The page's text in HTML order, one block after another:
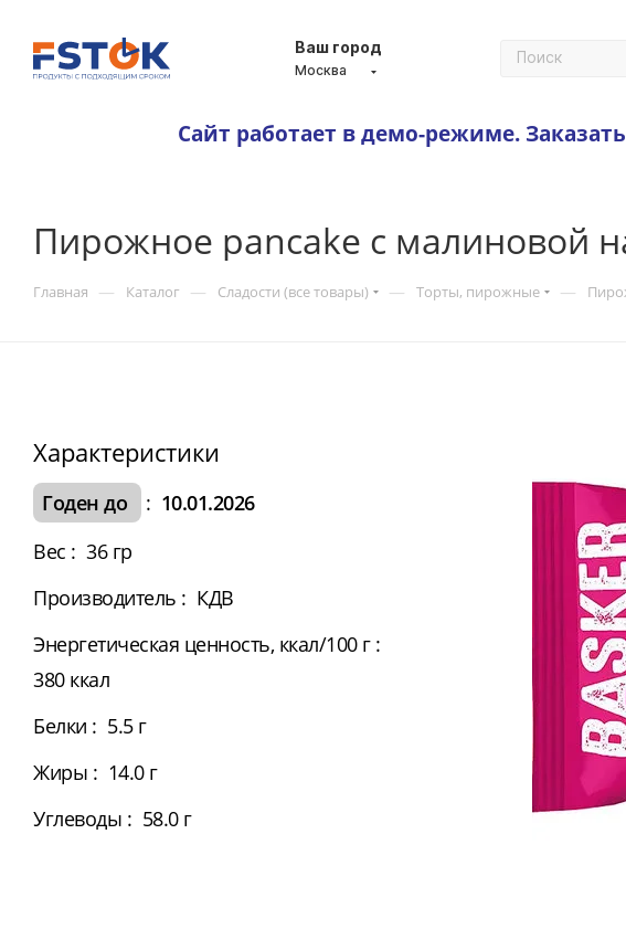
Ваш город
Москва
Сайт работает в демо-режиме.
Пирожное pancake с малиновой
Главная — Каталог — Сладости (все товары) — Торты, пирожные —
Характеристики
Годен до : 10.01.2026
Вес : 36 гр
Производитель : КДВ
Энергетическая ценность, ккал/100 г :
380 ккал
Белки : 5.5 г
Жиры : 14.0 г
Углеводы : 58.0 г